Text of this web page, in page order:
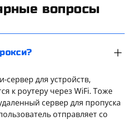
вопросы
сервер для устройств,
к роутеру через WiFi. Тоже
сервер для пропуска
отправляет со